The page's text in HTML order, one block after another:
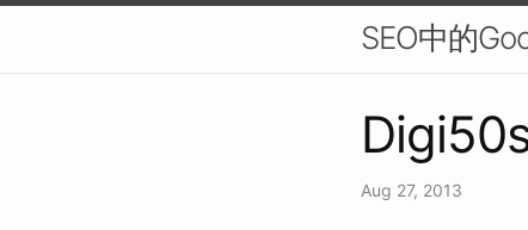
SEO中的
Aug 27, 2013